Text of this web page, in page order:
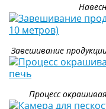
Завешивание
Процесс